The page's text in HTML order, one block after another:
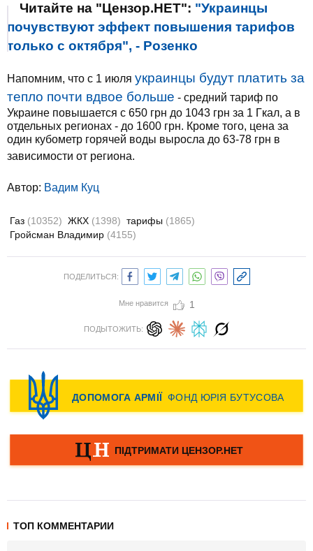
Читайте на "Цензор.НЕТ": "Украинцы
почувствуют эффект повышения тарифов
только с октября", - Розенко
Напомним, что с 1 июля украинцы будут платить за
тепло почти вдвое больше - средний тариф по
Украине повышается с 650 грн до 1043 грн за 1 Гкал, а в
отдельных регионах - до 1600 грн. Кроме того, цена за
один кубометр горячей воды выросла до 63-78 грн в
зависимости от региона.
Автор: Вадим Куц
Газ (10352) ЖКХ (1398) тарифы (1865)
Гройсман Владимир (4155)
ПОДЕЛИТЬСЯ:
Мне нравится 1
ПОДЫТОЖИТЬ:
ТОП КОММЕНТАРИИ